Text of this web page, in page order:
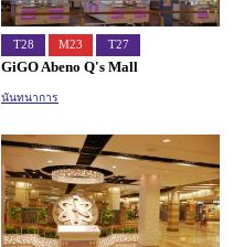
T28 M23 T27
GiGO Abeno Q's Mall
นันทนาการ